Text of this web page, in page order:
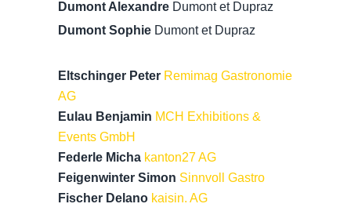
Dumont Alexandre Dumont et Dupraz
Dumont Sophie Dumont et Dupraz
Eltschinger Peter Remimag Gastronomie
AG
Eulau Benjamin MCH Exhibitions &
Events GmbH
Federle Micha kanton27 AG
Feigenwinter Simon Sinnvoll Gastro
Fischer Delano kaisin. AG